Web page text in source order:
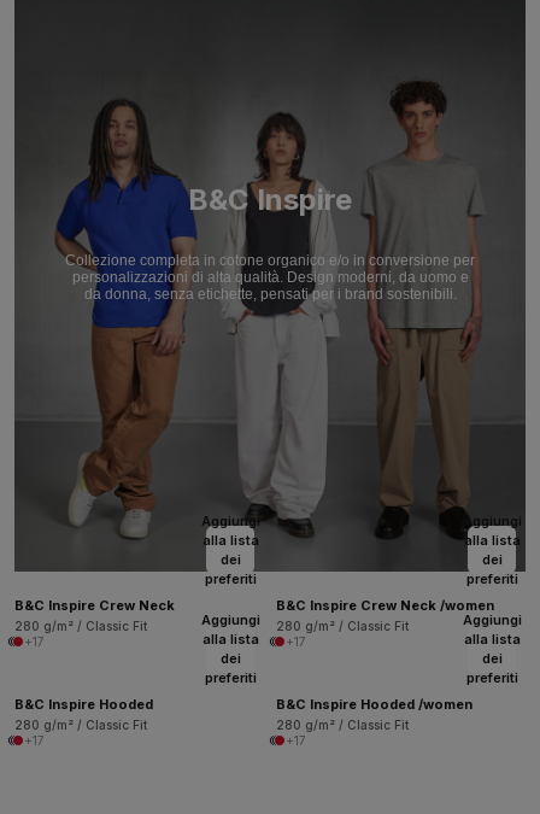
B&C Inspire
Collezione completa in cotone organico e/o in conversione per
personalizzazioni di alta qualità. Design moderni, da uomo e
da donna, senza etichette, pensati per i brand sostenibili.
Aggiungi
alla lista
dei
preferiti
B&C Inspire Crew Neck
280 g/m² / Classic Fit
+17
Aggiungi
alla lista
dei
preferiti
B&C Inspire Crew Neck /women
280 g/m² / Classic Fit
+17
Aggiungi
alla lista
dei
preferiti
B&C Inspire Hooded
280 g/m² / Classic Fit
+17
Aggiungi
alla lista
dei
preferiti
B&C Inspire Hooded /women
280 g/m² / Classic Fit
+17